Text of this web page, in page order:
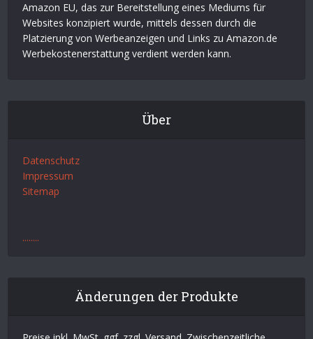
Amazon EU, das zur Bereitstellung eines Mediums für
Websites konzipiert wurde, mittels dessen durch die
Platzierung von Werbeanzeigen und Links zu Amazon.de
Werbekostenerstattung verdient werden kann.
Über
Datenschutz
Impressum
Sitemap
........
Änderungen der Produkte